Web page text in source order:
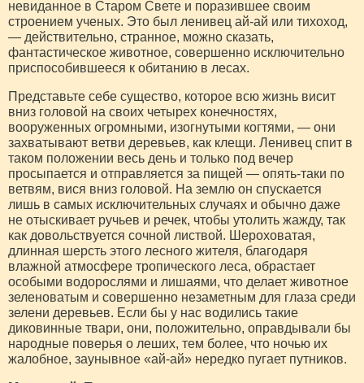
невиданное в Старом Свете и поразившее своим
строением ученых. Это был ленивец ай-ай или тихоход,
— действительно, странное, можно сказать,
фантастическое животное, совершенно исключительно
приспособившееся к обитанию в лесах.
Представьте себе существо, которое всю жизнь висит
вниз головой на своих четырех конечностях,
вооруженных огромными, изогнутыми когтями, — они
захватывают ветви деревьев, как клещи. Ленивец спит в
таком положении весь день и только под вечер
просыпается и отправляется за пищей — опять-таки по
ветвям, вися вниз головой. На землю он спускается
лишь в самых исключительных случаях и обычно даже
не отыскивает ручьев и речек, чтобы утолить жажду, так
как довольствуется сочной листвой. Шеро­ховатая,
длинная шерсть этого лесного жителя, благодаря
влажной атмосфере тропического леса, обрастает
особыми водорослями и лишаями, что делает животное
зеленоватым и совершенно незаметным для глаза среди
зелени деревьев. Если бы у нас водились такие
диковинные твари, они, положительно, оправды­вали бы
народные поверья о леших, тем более, что ночью их
жалобное, заунывное «ай-ай» нередко пу­гает путников.